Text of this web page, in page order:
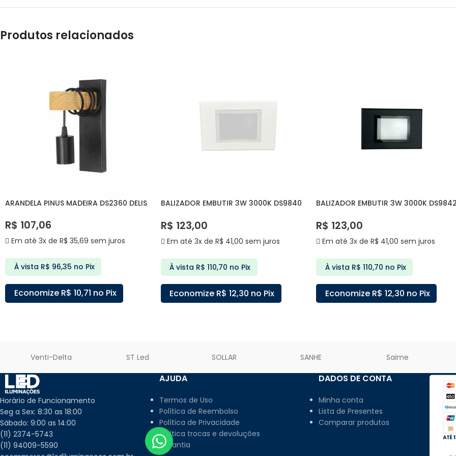
Produtos relacionados
ARANDELA PINUS MADEIRA DS2360 DELIS
R$ 107,06
Em até 3x de R$ 35,69 sem juros
À vista R$ 96,35 no Pix
Economize R$ 10,71 no Pix
BALIZADOR EMBUTIR 3W 3000K DS9840
R$ 123,00
Em até 3x de R$ 41,00 sem juros
À vista R$ 110,70 no Pix
Economize R$ 12,30 no Pix
BALIZADOR EMBUTIR 3W 3000K DS9842
R$ 123,00
Em até 3x de R$ 41,00 sem juros
À vista R$ 110,70 no Pix
Economize R$ 12,30 no Pix
Venti-Delta ST Led SOLLAR SANHE Saime
Horário de Funcionamento
Seg a Sex: 8:30 as 18:00
Sábado: 9:00 as 14:00
(11) 2374-5743
(11) 94009-5590
AJUDA
Termos de Uso
Política de Reembolso
Política de Privacidade
Política trocas e devoluções
Garantia
DADOS DE CONTA
Minha conta
Lista de Presentes
Comparar produtos